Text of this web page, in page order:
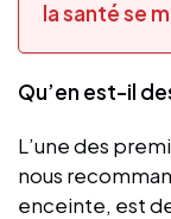
la santé se
Qu’en est-il
L’une des
nous
enceinte, est